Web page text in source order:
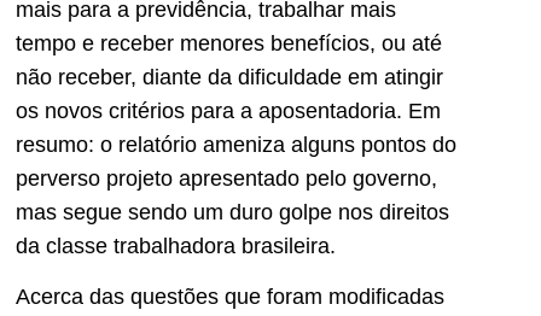
mais para a previdência, trabalhar mais
tempo e receber menores benefícios, ou até
não receber, diante da dificuldade em atingir
os novos critérios para a aposentadoria. Em
resumo: o relatório ameniza alguns pontos do
perverso projeto apresentado pelo governo,
mas segue sendo um duro golpe nos direitos
da classe trabalhadora brasileira.
Acerca das questões que foram modificadas